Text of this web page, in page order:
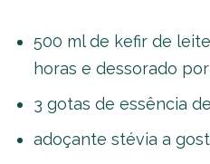
500 ml de kefir de
horas e dessorado
3 gotas de essência
adoçante stévia a